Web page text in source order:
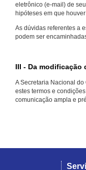
eletrônico (e-mail) de
hipóteses em que
As dúvidas referentes a
podem ser
III - Da
A Secretaria Nacional
estes termos e
comunicação ampla e